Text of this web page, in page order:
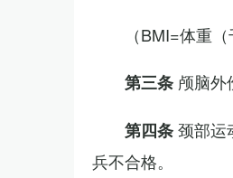
（BMI=体重
第三条 颅脑外
第四条颈部运
兵不合格。